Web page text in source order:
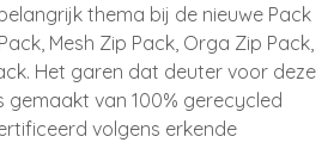
thema bij de nieuwe Pack
Mesh Zip Pack, Orga Zip Pack,
Het garen dat deuter voor deze
gemaakt van 100% gerecycled
volgens erkende